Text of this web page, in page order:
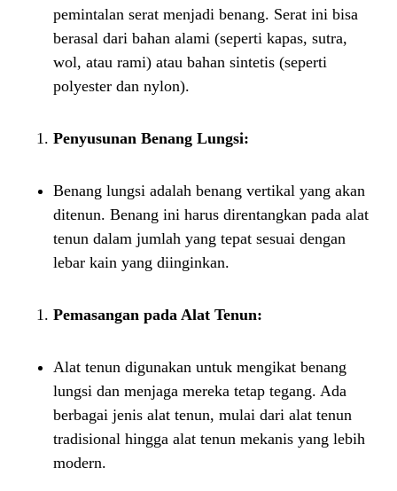
pemintalan serat menjadi benang. Serat ini bisa
berasal dari bahan alami (seperti kapas, sutra,
wol, atau rami) atau bahan sintetis (seperti
polyester dan nylon).
Penyusunan Benang Lungsi:
Benang lungsi adalah benang vertikal yang akan
ditenun. Benang ini harus direntangkan pada alat
tenun dalam jumlah yang tepat sesuai dengan
lebar kain yang diinginkan.
Pemasangan pada Alat Tenun:
Alat tenun digunakan untuk mengikat benang
lungsi dan menjaga mereka tetap tegang. Ada
berbagai jenis alat tenun, mulai dari alat tenun
tradisional hingga alat tenun mekanis yang lebih
modern.